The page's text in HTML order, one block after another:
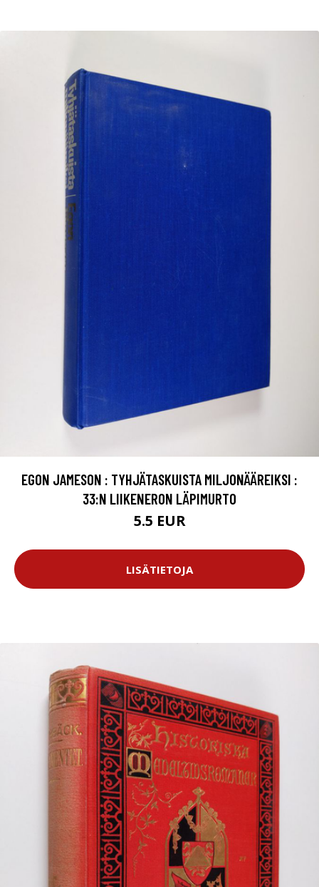
EGON JAMESON : TYHJÄTASKUISTA MILJONÄÄREIKSI :
33:N LIIKENERON LÄPIMURTO
5.5 EUR
LISÄTIETOJA